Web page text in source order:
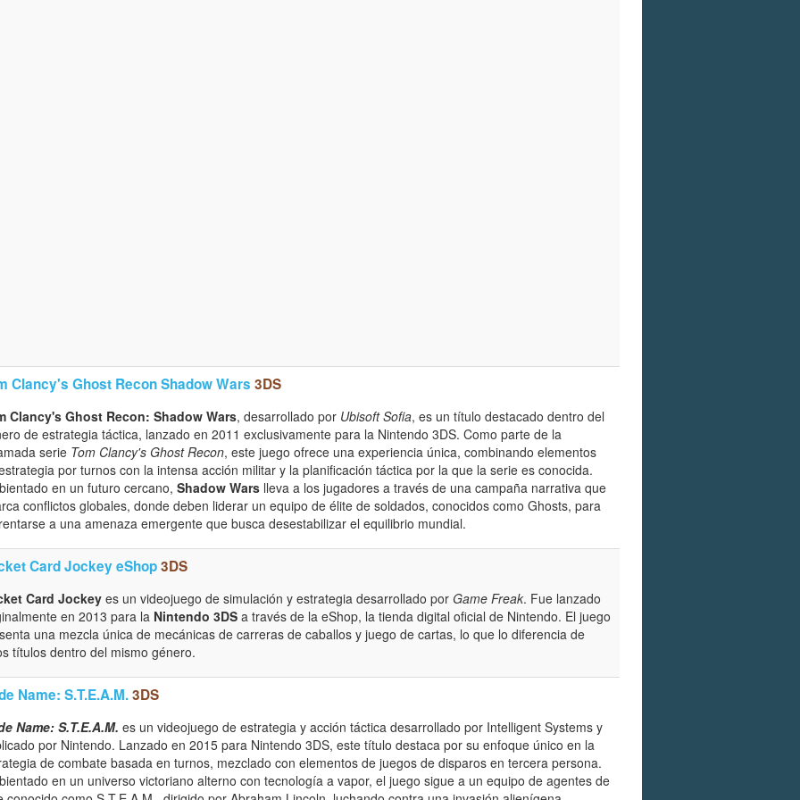
Clancy's Ghost Recon Shadow Wars 3DS
Clancy's Ghost Recon: Shadow Wars, desarrollado por Ubisoft Sofia, es un título destacado dentro del
de estrategia táctica, lanzado en 2011 exclusivamente para la Nintendo 3DS. Como parte de la
serie Tom Clancy's Ghost Recon, este juego ofrece una experiencia única, combinando elementos
por turnos con la intensa acción militar y la planificación táctica por la que la serie es conocida.
en un futuro cercano, Shadow Wars lleva a los jugadores a través de una campaña narrativa que
conflictos globales, donde deben liderar un equipo de élite de soldados, conocidos como Ghosts, para
a una amenaza emergente que busca desestabilizar el equilibrio mundial.
Card Jockey eShop3DS
Card Jockey es un videojuego de simulación y estrategia desarrollado por Game Freak. Fue lanzado
en 2013 para la Nintendo 3DS a través de la eShop, la tienda digital oficial de Nintendo. El juego
una mezcla única de mecánicas de carreras de caballos y juego de cartas, lo que lo diferencia de
títulos dentro del mismo género.
Name: S.T.E.A.M.3DS
Name: S.T.E.A.M. es un videojuego de estrategia y acción táctica desarrollado por Intelligent Systems y
por Nintendo. Lanzado en 2015 para Nintendo 3DS, este título destaca por su enfoque único en la
de combate basada en turnos, mezclado con elementos de juegos de disparos en tercera persona.
en un universo victoriano alterno con tecnología a vapor, el juego sigue a un equipo de agentes de